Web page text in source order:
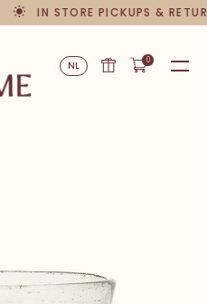
IN STORE PICKUPS &
NL 0